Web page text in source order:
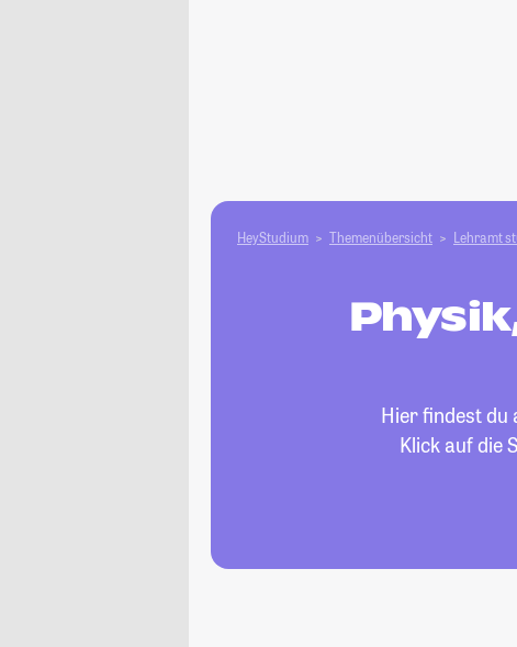
HeyStudium Themenübersicht Lehramt
Hier findest du
Klick auf die